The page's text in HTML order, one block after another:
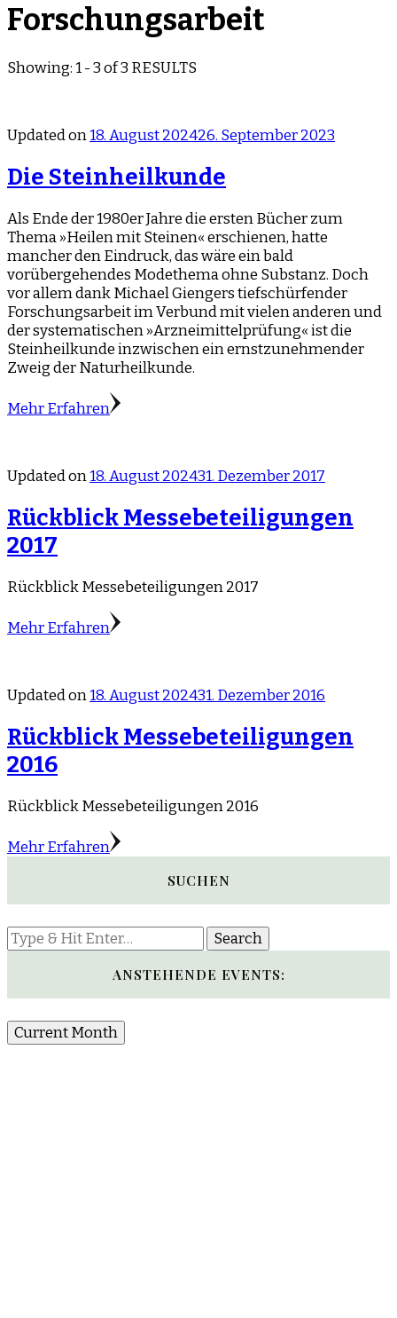
Forschungsarbeit
Showing: 1 - 3 of 3 RESULTS
Updated on18. August 202426. September 2023
Die Steinheilkunde
Als Ende der 1980er Jahre die ersten Bücher zum
Thema »Heilen mit Steinen« erschienen, hatte
mancher den Eindruck, das wäre ein bald
vorübergehendes Modethema ohne Substanz. Doch
vor allem dank Michael Giengers tiefschürfender
Forschungsarbeit im Verbund mit vielen anderen und
der systematischen »Arzneimittelprüfung« ist die
Steinheilkunde inzwischen ein ernstzunehmender
Zweig der Naturheilkunde.
Mehr Erfahren
Updated on18. August 202431. Dezember 2017
Rückblick Messebeteiligungen
2017
Rückblick Messebeteiligungen 2017
Mehr Erfahren
Updated on18. August 202431. Dezember 2016
Rückblick Messebeteiligungen
2016
Rückblick Messebeteiligungen 2016
Mehr Erfahren
SUCHEN
Looking
for
ANSTEHENDE EVENTS:
Current Month